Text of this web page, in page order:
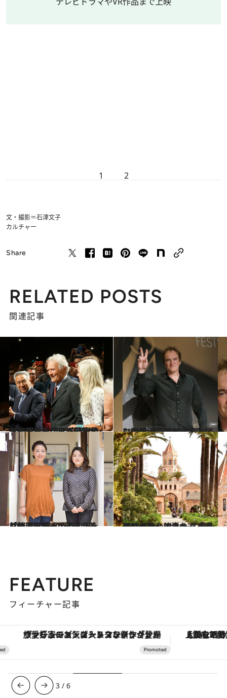
1 2
文・撮影＝石津文子
カルチャー
Share
RELATED POSTS
関連記事
2017.7.2
セレブのみならず警察犬も大集合！ 2017年のカンヌ国際映画祭は厳戒態勢
カルチャー 2014.8.11
いつかは行きたいあなたに贈る カンヌ映画祭を楽しむ超実用ガイド
カルチャー
2016.10.7
対談 西川美和×砂田麻美 「映画監督への道、ふたりのアプローチ」
カルチャー 2016.9.18
カンヌ沖合に浮かぶ「修道院の島」 サントノラ島のワインと美食を巡る
旅＆お出かけ
FEATURE
フィーチャー記事
【銀座で出合う最旬美容】美髪ケアや上質な眠り…セルフケアのアップデートから、特別な名入れギフトまで。大人のための「ReFa GINZA」クルーズ
4 /6